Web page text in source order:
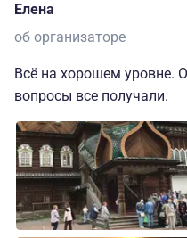
Елена
об организаторе
Всё на хорошем уровне.
вопросы все получали.